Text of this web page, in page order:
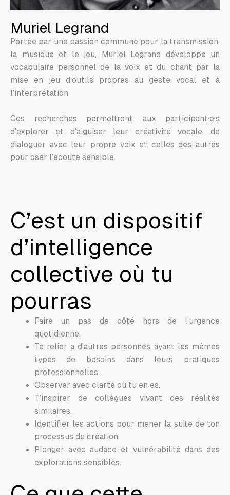
Muriel Legrand
Portée par une passion commune pour la transmission,
la musique et le jeu, Muriel Legrand développe un
vocabulaire personnel de la voix et du chant par la
mise en jeu d’outils propres au geste vocal et à
l’interprétation.
Ces recherches permettront aux participant·e·s
d’explorer et d’aiguiser leur créativité vocale, de
dialoguer avec leur propre voix et celles des autres
pour oser l’écoute sensible.
C’est un dispositif
d’intelligence
collective où tu
pourras
Faire un pas de côté hors de l’urgence
quotidienne.
Te relier à d’autres personnes ayant les mêmes
types de besoins dans leurs pratiques
professionnelles.
Observer avec clarté où tu en es.
T’inspirer de collègues vivant des réalités
similaires.
Identifier les actions pour mener la suite de ton
processus de création.
Plonger avec audace et vulnérabilité dans des
explorations sensibles.